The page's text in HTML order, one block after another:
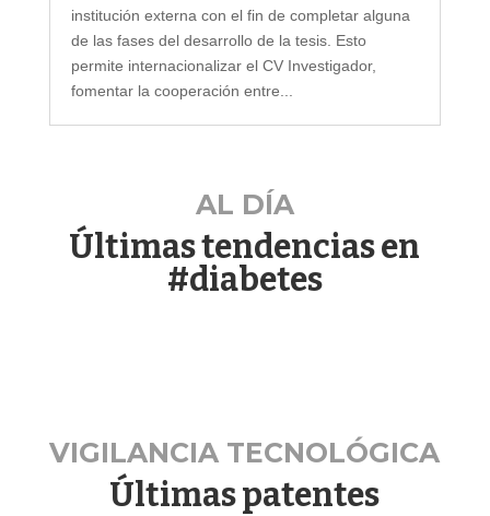
institución externa con el fin de completar alguna
de las fases del desarrollo de la tesis. Esto
permite internacionalizar el CV Investigador,
fomentar la cooperación entre...
AL DÍA
Últimas tendencias en
#diabetes
VIGILANCIA TECNOLÓGICA
Últimas patentes